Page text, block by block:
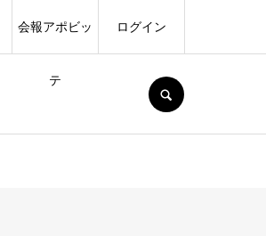
会報アポビッ
テ
ログイン